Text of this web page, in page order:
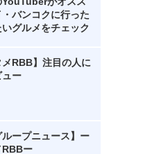
・バンコクに行った
いグルメをチェック
メRBB】注目の人に
ュー
ループニュース】ー
RBBー